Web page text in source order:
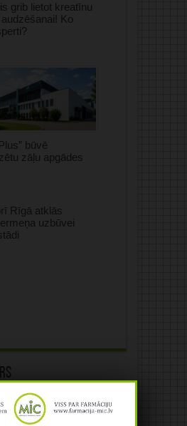
grib lietot kreatīnu
Ko
būvē
zāļu apgādes
Rīgā atklās
uzbūvei
netiks
lauki ir obligāti*